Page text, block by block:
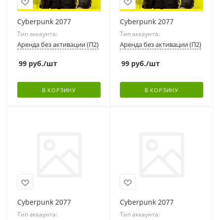
Cyberpunk 2077
Тип аккаунта:
Аренда без активации (П2)
99 руб./шт
В КОРЗИНУ
Cyberpunk 2077
Тип аккаунта:
Аренда без активации (П2)
99 руб./шт
В КОРЗИНУ
Cyberpunk 2077
Тип аккаунта:
Cyberpunk 2077
Тип аккаунта: